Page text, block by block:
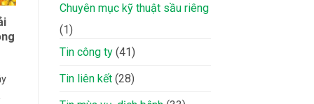
Chuyên mục kỹ thuật sầu riêng
(1)
Tin công ty(41)
Tin liên kết(28)